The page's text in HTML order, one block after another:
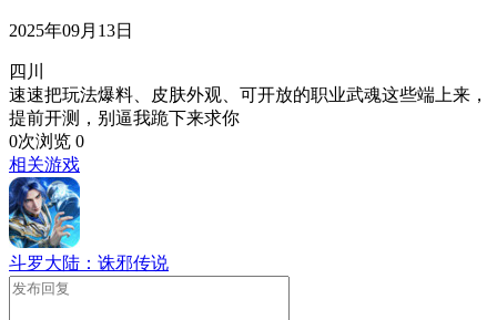
2025年09月13日
四川
速速把玩法爆料、皮肤外观、可开放的职业武魂这些端上来，
提前开测，别逼我跪下来求你
0次浏览 0
相关游戏
斗罗大陆：诛邪传说